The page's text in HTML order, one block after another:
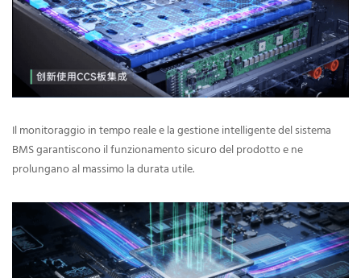
Il monitoraggio in tempo reale e la gestione intelligente del sistema
BMS garantiscono il funzionamento sicuro del prodotto e ne
prolungano al massimo la durata utile.